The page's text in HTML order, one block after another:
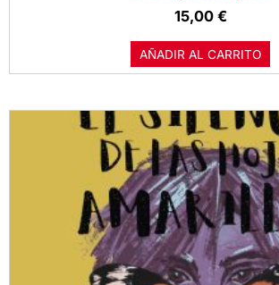
15,00 €
AÑADIR AL CARRITO